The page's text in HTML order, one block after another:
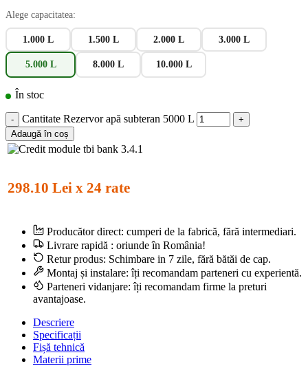
Alege capacitatea:
1.000 L 1.500 L 2.000 L 3.000 L
5.000 L 8.000 L 10.000 L
În stoc
Cantitate Rezervor apă subteran 5000 L
Adaugă în coș
298.10 Lei x 24 rate
Producător direct: cumperi de la fabrică, fără intermediari.
Livrare rapidă : oriunde în România!
Retur produs: Schimbare in 7 zile, fără bătăi de cap.
Montaj și instalare:îți recomandam parteneri cu experientă.
Parteneri vidanjare: îți recomandam firme la preturi
avantajoase.
Descriere
Specificații
Fișă tehnică
Materii prime